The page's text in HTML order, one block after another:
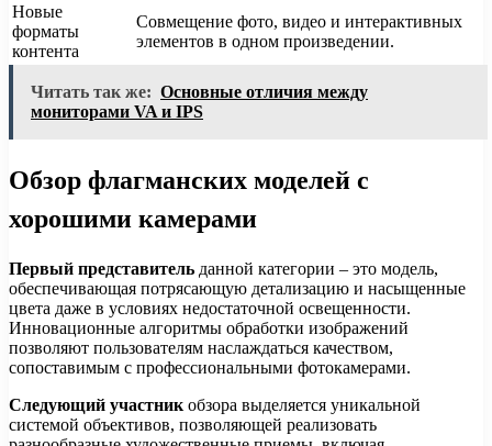
Новые
форматы
контента
Совмещение фото, видео и интерактивных
элементов в одном произведении.
Читать так же: Основные отличия между
мониторами VA и IPS
Обзор флагманских моделей с
хорошими камерами
Первый представитель данной категории – это модель,
обеспечивающая потрясающую детализацию и насыщенные
цвета даже в условиях недостаточной освещенности.
Инновационные алгоритмы обработки изображений
позволяют пользователям наслаждаться качеством,
сопоставимым с профессиональными фотокамерами.
Следующий участник обзора выделяется уникальной
системой объективов, позволяющей реализовать